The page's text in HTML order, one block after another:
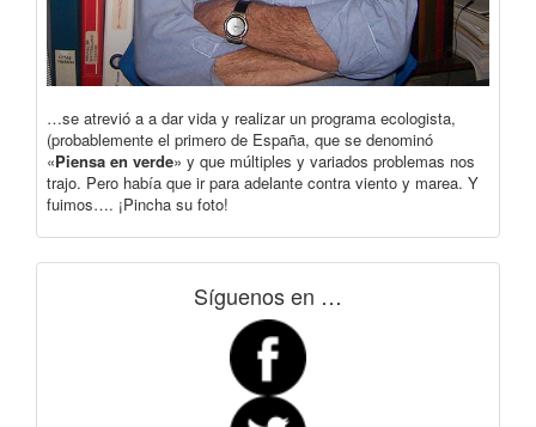
…se atrevió a a dar vida y realizar un programa ecologista,
(probablemente el primero de España, que se denominó
«Piensa en verde» y que múltiples y variados problemas nos
trajo. Pero había que ir para adelante contra viento y marea. Y
fuimos…. ¡Pincha su foto!
Síguenos en …